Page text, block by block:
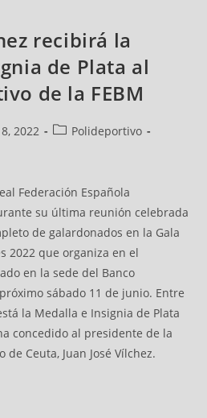
recibirá la
de Plata al
de la FEBM
2022
Polideportivo
Federación Española
su última reunión celebrada
de galardonados en la Gala
2022 que organiza en el
en la sede del Banco
sábado 11 de junio. Entre
la Medalla e Insignia de Plata
concedido al presidente de la
Ceuta, Juan José Vílchez.